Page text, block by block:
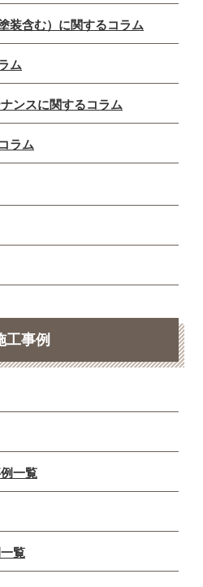
装含む）に関するコラム
ム
ンスに関するコラム
ラム
工事例
一覧
覧